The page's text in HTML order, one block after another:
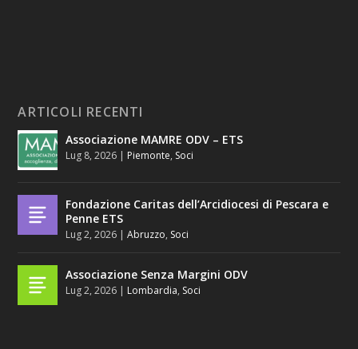
ARTICOLI RECENTI
Associazione MAMRE ODV – ETS
Lug 8, 2026 | Piemonte, Soci
Fondazione Caritas dell’Arcidiocesi di Pescara e
Penne ETS
Lug 2, 2026 |Abruzzo, Soci
Associazione Senza Margini ODV
Lug 2, 2026 | Lombardia, Soci